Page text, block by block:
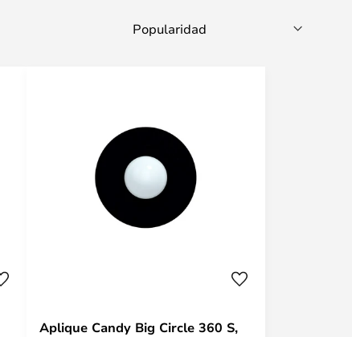
Aplique Candy Big Circle 360 S,